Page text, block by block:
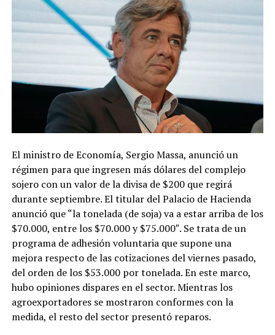
El ministro de Economía, Sergio Massa, anunció un
régimen para que ingresen más dólares del complejo
sojero con un valor de la divisa de $200 que regirá
durante septiembre. El titular del Palacio de Hacienda
anunció que “la tonelada (de soja) va a estar arriba de los
$70.000, entre los $70.000 y $75.000″. Se trata de un
programa de adhesión voluntaria que supone una
mejora respecto de las cotizaciones del viernes pasado,
del orden de los $53.000 por tonelada. En este marco,
hubo opiniones dispares en el sector. Mientras los
agroexportadores se mostraron conformes con la
medida, el resto del sector presentó reparos.